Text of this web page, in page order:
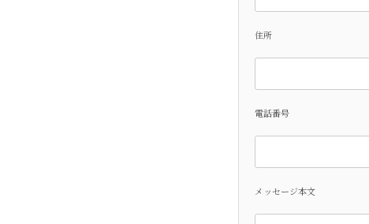
住所
電話番号
メッセージ本文